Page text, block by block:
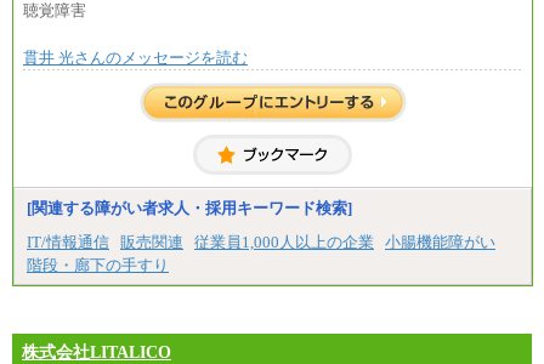
総合職 月給220,000～230,000円＋地域間調整給
整給
※詳細はJTBキャリアサイトよりご確認ください。
■(株)JTBコミュニケーションデザイン
総合職 月給230,000円
みなし残業手当：20,000円（一律支給）※みなし
残業手当の残業時間は10.43時間。
間に応じて、時間外手当等を支給。
エリアサポート職 月給188,000円
■（株）JTBグローバルマーケティング＆トラベル
聴覚障害
貫井 光さんのメッセージを読む
[関連する障がい者求人・採用キーワード検索]
IT/情報通信 販売関連 従業員1,000人以上の企業
小腸機能障がい
階段・廊下の手すり
株式会社LITALICO